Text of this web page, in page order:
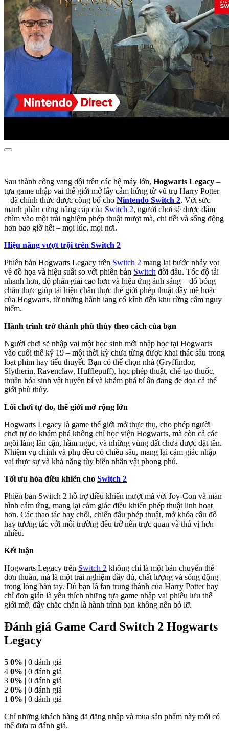
Sau thành công vang dội trên các hệ máy lớn, Hogwarts Legacy –
tựa game nhập vai thế giới mở lấy cảm hứng từ vũ trụ Harry Potter
– đã chính thức được công bố cho Nintendo Switch 2. Với sức
mạnh phần cứng nâng cấp của Switch 2, người chơi sẽ được đắm
chìm vào một trải nghiệm phép thuật mượt mà, chi tiết và sống động
hơn bao giờ hết – mọi lúc, mọi nơi.
Hiệu năng vượt trội trên Switch 2
Phiên bản Hogwarts Legacy trên Switch 2 mang lại bước nhảy vọt
về đồ họa và hiệu suất so với phiên bản Switch đời đầu. Tốc độ tải
nhanh hơn, độ phân giải cao hơn và hiệu ứng ánh sáng – đổ bóng
chân thực giúp tái hiện chân thực thế giới phép thuật đầy mê hoặc
của Hogwarts, từ những hành lang cổ kính đến khu rừng cấm nguy
hiểm.
Hành trình trở thành phù thủy theo cách của bạn
Người chơi sẽ nhập vai một học sinh mới nhập học tại Hogwarts
vào cuối thế kỷ 19 – một thời kỳ chưa từng được khai thác sâu trong
loạt phim hay tiểu thuyết. Bạn có thể chọn nhà (Gryffindor,
Slytherin, Ravenclaw, Hufflepuff), học phép thuật, chế tạo thuốc,
thuần hóa sinh vật huyền bí và khám phá bí ẩn đang đe dọa cả thế
giới phù thủy.
Lối chơi tự do, thế giới mở rộng lớn
Hogwarts Legacy là game thế giới mở thực thụ, cho phép người
chơi tự do khám phá không chỉ học viện Hogwarts, mà còn cả các
ngôi làng lân cận, hầm ngục, và những vùng đất chưa được đặt tên.
Nhiệm vụ chính và phụ đều có chiều sâu, mang lại cảm giác nhập
vai thực sự và khả năng tùy biến nhân vật phong phú.
Tối ưu hóa điều khiển cho Switch 2
Phiên bản Switch 2 hỗ trợ điều khiển mượt mà với Joy-Con và màn
hình cảm ứng, mang lại cảm giác điều khiển phép thuật linh hoạt
hơn. Các thao tác bay chổi, chiến đấu phép thuật, mở khóa câu đố
hay tương tác với môi trường đều trở nên trực quan và thú vị hơn
nhiều.
Kết luận
Hogwarts Legacy trên Switch 2 không chỉ là một bản chuyển thể
đơn thuần, mà là một trải nghiệm đầy đủ, chất lượng và sống động
trong lòng bàn tay. Dù bạn là fan trung thành của Harry Potter hay
chỉ đơn giản là yêu thích những tựa game nhập vai phiêu lưu thế
giới mở, đây chắc chắn là hành trình bạn không nên bỏ lỡ.
Đánh giá Game Card Switch 2 Hogwarts
Legacy
5 0% | 0 đánh giá
4 0% | 0 đánh giá
3 0% | 0 đánh giá
2 0% | 0 đánh giá
1 0% | 0 đánh giá
Chỉ những khách hàng đã đăng nhập và mua sản phẩm này mới có
thể đưa ra đánh giá.